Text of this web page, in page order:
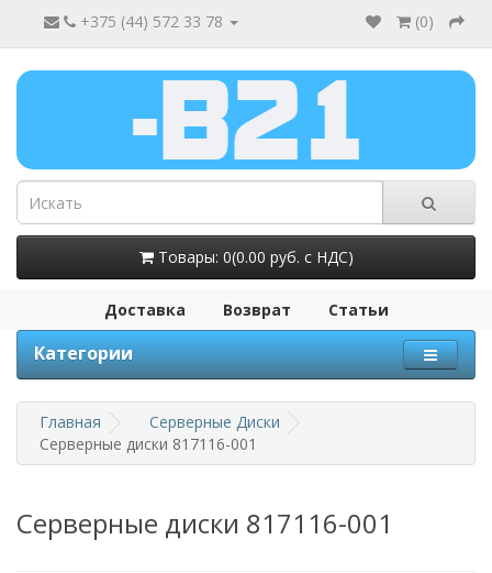
+375 (44) 572 33 78 (0)
Товары: 0(0.00 руб. с НДС)
Доставка Возврат Статьи
Категории
Главная
Серверные Диски
Серверные диски 817116-001
Серверные диски 817116-001